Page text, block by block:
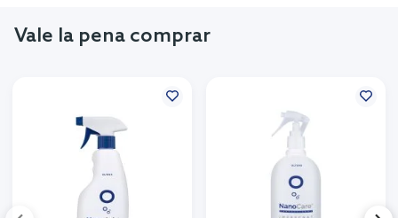
Vale la pena comprar